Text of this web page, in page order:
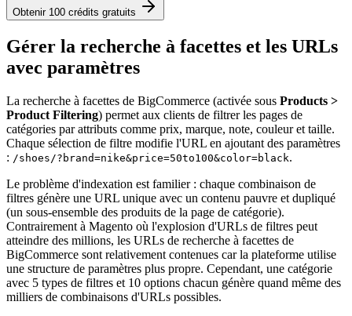
Obtenir 100 crédits gratuits
Gérer la recherche à facettes et les URLs
avec paramètres
La recherche à facettes de BigCommerce (activée sous Products >
Product Filtering) permet aux clients de filtrer les pages de
catégories par attributs comme prix, marque, note, couleur et taille.
Chaque sélection de filtre modifie l'URL en ajoutant des paramètres
: /shoes/?brand=nike&price=50to100&color=black.
Le problème d'indexation est familier : chaque combinaison de
filtres génère une URL unique avec un contenu pauvre et dupliqué
(un sous-ensemble des produits de la page de catégorie).
Contrairement à Magento où l'explosion d'URLs de filtres peut
atteindre des millions, les URLs de recherche à facettes de
BigCommerce sont relativement contenues car la plateforme utilise
une structure de paramètres plus propre. Cependant, une catégorie
avec 5 types de filtres et 10 options chacun génère quand même des
milliers de combinaisons d'URLs possibles.